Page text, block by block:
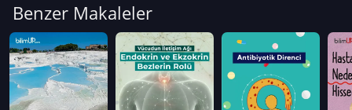
Benzer Makaleler